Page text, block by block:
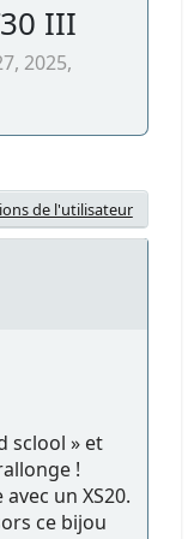
III
2025,
de l'utilisateur
sclool » et
!
un XS20.
ce bijou